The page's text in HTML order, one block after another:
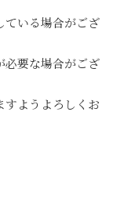
いる場合がござ
要な場合がござ
すようよろしくお